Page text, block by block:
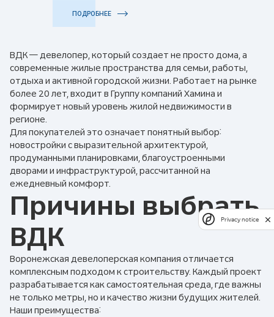
ПОДРОБНЕЕ
ВДК — девелопер, который создает не просто дома, а
современные жилые пространства для семьи, работы,
отдыха и активной городской жизни. Работает на рынке
более 20 лет, входит в Группу компаний Хамина и
формирует новый уровень жилой недвижимости в
регионе.
Для покупателей это означает понятный выбор:
новостройки с выразительной архитектурой,
продуманными планировками, благоустроенными
дворами и инфраструктурой, рассчитанной на
ежедневный комфорт.
Причины выбрать
ВДК
Воронежская девелоперская компания отличается
комплексным подходом к строительству. Каждый проект
разрабатывается как самостоятельная среда, где важны
не только метры, но и качество жизни будущих жителей.
Наши преимущества:
Privacy notice